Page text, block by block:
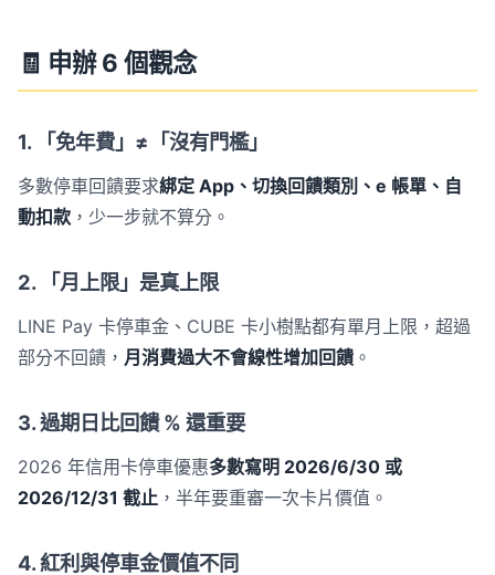
🧾 申辦 6 個觀念
1. 「免年費」≠「沒有門檻」
多數停車回饋要求綁定 App、切換回饋類別、e 帳單、自
動扣款 ，少一步就不算分。
2. 「月上限」是真上限
LINE Pay 卡停車金、CUBE 卡小樹點都有單月上限，超過
部分不回饋， 月消費過大不會線性增加回饋 。
3. 過期日比回饋 % 還重要
2026 年信用卡停車優惠多數寫明 2026/6/30 或
2026/12/31 截止 ，半年要重審一次卡片價值。
4. 紅利與停車金價值不同